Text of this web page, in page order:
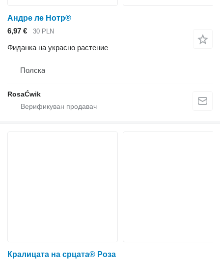
Андре ле Нотр®
6,97 €
30 PLN
Фиданка на украсно растение
Полска
RosaĆwik
Кралицата на срцата® Роза